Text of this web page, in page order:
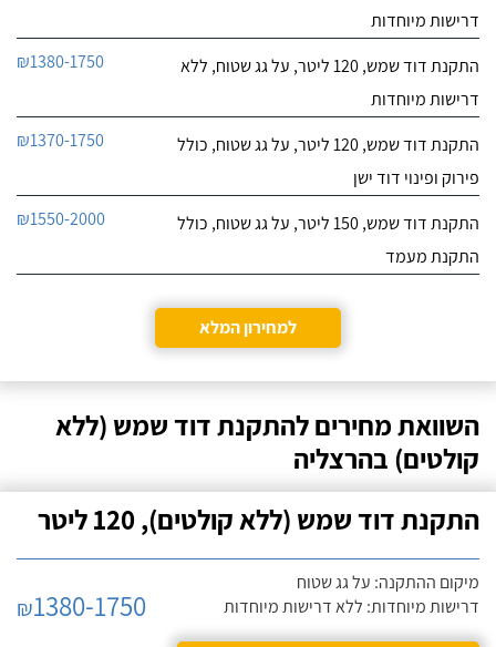
דרישות מיוחדות
התקנת דוד שמש, 120 ליטר, על גג שטוח, ללא
דרישות מיוחדות
₪1380-1750
התקנת דוד שמש, 120 ליטר, על גג שטוח, כולל
פירוק ופינוי דוד ישן
₪1370-1750
התקנת דוד שמש, 150 ליטר, על גג שטוח, כולל
התקנת מעמד
₪1550-2000
למחירון המלא
השוואת מחירים להתקנת דוד שמש (ללא
קולטים) בהרצליה
התקנת דוד שמש (ללא קולטים), 120 ליטר
מיקום ההתקנה: על גג שטוח
דרישות מיוחדות: ללא דרישות מיוחדות
₪1380-1750